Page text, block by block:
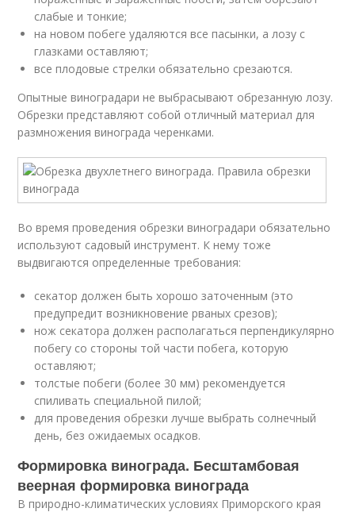
слабые и тонкие;
на новом побеге удаляются все пасынки, а лозу с
глазками оставляют;
все плодовые стрелки обязательно срезаются.
Опытные виноградари не выбрасывают обрезанную лозу.
Обрезки представляют собой отличный материал для
размножения винограда черенками.
Во время проведения обрезки виноградари обязательно
используют садовый инструмент. К нему тоже
выдвигаются определенные требования:
секатор должен быть хорошо заточенным (это
предупредит возникновение рваных срезов);
нож секатора должен располагаться перпендикулярно
побегу со стороны той части побега, которую
оставляют;
толстые побеги (более 30 мм) рекомендуется
спиливать специальной пилой;
для проведения обрезки лучше выбрать солнечный
день, без ожидаемых осадков.
Формировка винограда. Бесштамбовая
веерная формировка винограда
В природно-климатических условиях Приморского края